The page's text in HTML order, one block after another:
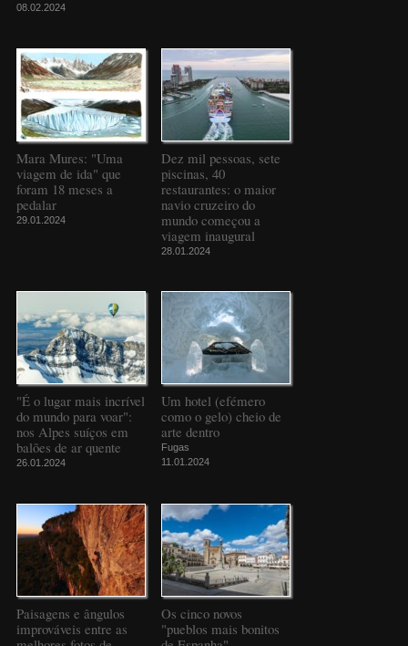
08.02.2024
Mara Mures: "Uma
viagem de ida" que
foram 18 meses a
pedalar
29.01.2024
Dez mil pessoas, sete
piscinas, 40
restaurantes: o maior
navio cruzeiro do
mundo começou a
viagem inaugural
28.01.2024
"É o lugar mais incrível
do mundo para voar":
nos Alpes suíços em
balões de ar quente
26.01.2024
Um hotel (efémero
como o gelo) cheio de
arte dentro
Fugas
11.01.2024
Paisagens e ângulos
improváveis entre as
Os cinco novos
"pueblos mais bonitos